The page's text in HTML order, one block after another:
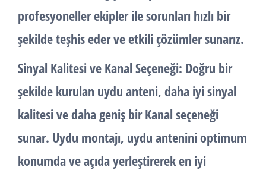
profesyoneller ekipler ile sorunları hızlı bir
şekilde teşhis eder ve etkili çözümler sunarız.
Sinyal Kalitesi ve Kanal Seçeneği: Doğru bir
şekilde kurulan uydu anteni, daha iyi sinyal
kalitesi ve daha geniş bir Kanal seçeneği
sunar. Uydu montajı, uydu antenini optimum
konumda ve açıda yerleştirerek en iyi